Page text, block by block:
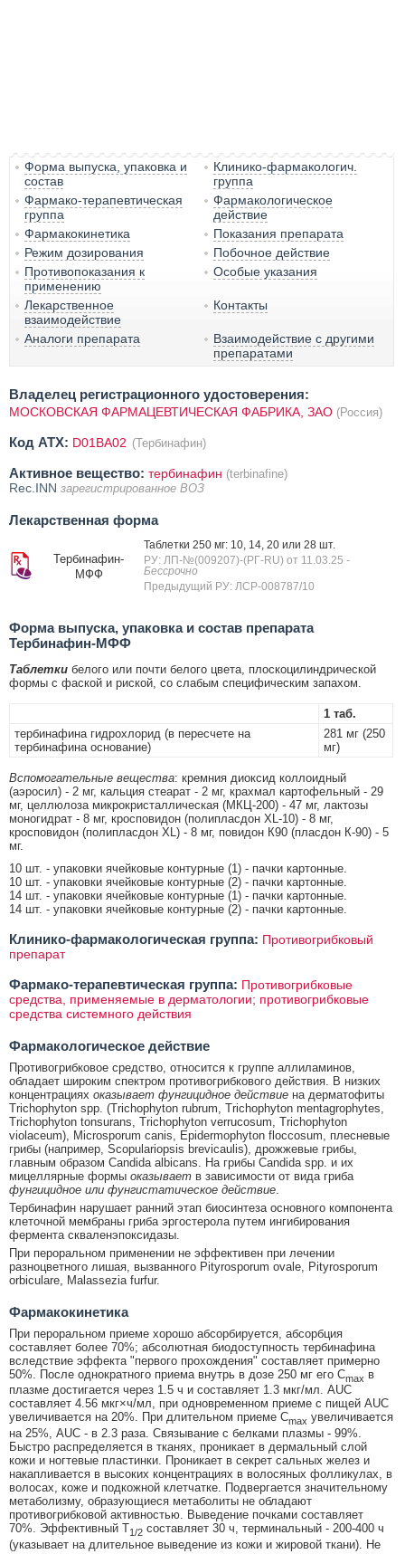
Форма выпуска, упаковка и
состав
Клинико-фармакологич.
группа
Фармако-терапевтическая
группа
Фармакологическое
действие
Фармакокинетика
Показания препарата
Режим дозирования
Побочное действие
Противопоказания к
применению
Особые указания
Лекарственное
взаимодействие
Контакты
Аналоги препарата
Взаимодействие с другими
препаратами
Владелец регистрационного удостоверения:
МОСКОВСКАЯ ФАРМАЦЕВТИЧЕСКАЯ ФАБРИКА, ЗАО (Россия)
Код ATX: D01BA02 (Тербинафин)
Активное вещество: тербинафин (terbinafine)
Rec.INN зарегистрированное ВОЗ
Лекарственная форма
Тербинафин-
МФФ
Таблетки 250 мг: 10, 14, 20 или 28 шт.
РУ: ЛП-№(009207)-(РГ-RU) от 11.03.25 -
Бессрочно
Предыдущий РУ: ЛСР-008787/10
Форма выпуска, упаковка и состав препарата
Тербинафин-МФФ
Таблетки белого или почти белого цвета, плоскоцилиндрической
формы с фаской и риской, со слабым специфическим запахом.
1 таб.
тербинафина гидрохлорид (в пересчете на
тербинафина основание)
281 мг (250
мг)
Вспомогательные вещества: кремния диоксид коллоидный
(аэросил) - 2 мг, кальция стеарат - 2 мг, крахмал картофельный - 29
мг, целлюлоза микрокристаллическая (МКЦ-200) - 47 мг, лактозы
моногидрат - 8 мг, кросповидон (полипласдон XL-10) - 8 мг,
кросповидон (полипласдон XL) - 8 мг, повидон К90 (пласдон К-90) - 5
мг.
10 шт. - упаковки ячейковые контурные (1) - пачки картонные.
10 шт. - упаковки ячейковые контурные (2) - пачки картонные.
14 шт. - упаковки ячейковые контурные (1) - пачки картонные.
14 шт. - упаковки ячейковые контурные (2) - пачки картонные.
Клинико-фармакологическая группа: Противогрибковый
препарат
Фармако-терапевтическая группа: Противогрибковые
средства, применяемые в дерматологии; противогрибковые
средства системного действия
Фармакологическое действие
Противогрибковое средство, относится к группе аллиламинов,
обладает широким спектром противогрибкового действия. В низких
концентрациях оказывает фунгицидное действие на дерматофиты
Trichophyton spp. (Trichophyton rubrum, Trichophyton mentagrophytes,
Trichophyton tonsurans, Trichophyton verrucosum, Trichophyton
violaceum), Microsporum canis, Epidermophyton floccosum, плесневые
грибы (например, Scopulariopsis brevicaulis), дрожжевые грибы,
главным образом Candida albicans. На грибы Candida spp. и их
мицеллярные формы оказывает в зависимости от вида гриба
фунгицидное или фунгистатическое действие
Тербинафин нарушает ранний этап биосинтеза основного компонента
клеточной мембраны гриба эргостерола путем ингибирования
фермента скваленэпоксидазы.
При пероральном применении не эффективен при лечении
разноцветного лишая, вызванного Pityrosporum ovale, Pityrosporum
orbiculare, Malassezia furfur.
Фармакокинетика
При пероральном приеме хорошо абсорбируется, абсорбция
составляет более 70%; абсолютная биодоступность тербинафина
вследствие эффекта "первого прохождения" составляет примерно
50%. После однократного приема внутрь в дозе 250 мг его Cmax в
плазме достигается через 1.5 ч и составляет 1.3 мкг/мл. AUC
составляет 4.56 мкг×ч/мл, при одновременном приеме с пищей AUC
увеличивается на 20%. При длительном приеме Cmax увеличивается
на 25%, AUC - в 2.3 раза. Связывание с белками плазмы - 99%.
Быстро распределяется в тканях, проникает в дермальный слой
кожи и ногтевые пластинки. Проникает в секрет сальных желез и
накапливается в высоких концентрациях в волосяных фолликулах, в
волосах, коже и подкожной клетчатке. Подвергается значительному
метаболизму, образующиеся метаболиты не обладают
противогрибковой активностью. Выведение почками составляет
70%. Эффективный T1/2 составляет 30 ч, терминальный - 200-400 ч
(указывает на длительное выведение из кожи и жировой ткани). Не